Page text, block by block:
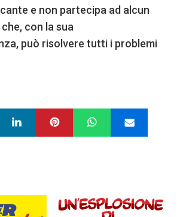
e non partecipa ad alcun
con la sua
può risolvere tutti i problemi